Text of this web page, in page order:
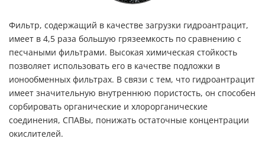
Фильтр, содержащий в качестве загрузки гидроантрацит,
имеет в 4,5 раза большую грязеемкость по сравнению с
песчаными фильтрами. Высокая химическая стойкость
позволяет использовать его в качестве подложки в
ионообменных фильтрах. В связи с тем, что гидроантрацит
имеет значительную внутреннюю пористость, он способен
сорбировать органические и хлорорганические
соединения, СПАВы, понижать остаточные концентрации
окислителей.